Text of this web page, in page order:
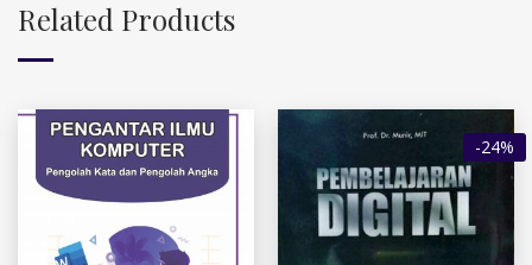
Related Products
-24%